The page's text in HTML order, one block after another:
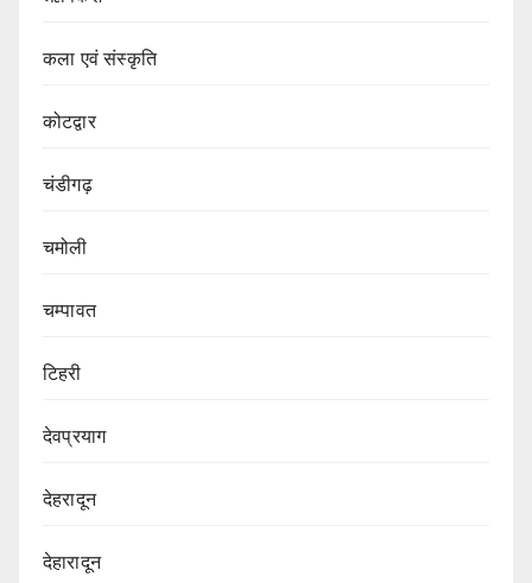
कला एवं संस्कृति
कोटद्वार
चंडीगढ़
चमोली
चम्पावत
टिहरी
देवप्रयाग
देहरादून
देहारादून